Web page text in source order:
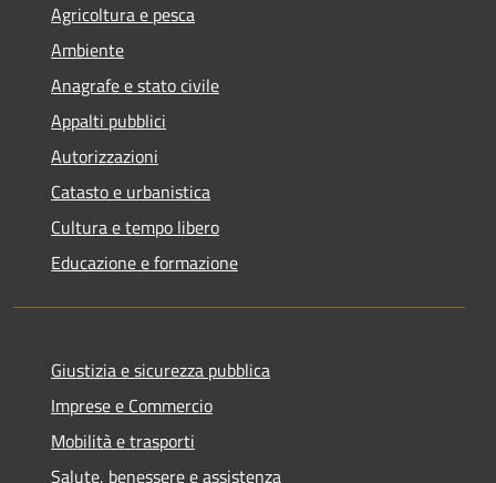
Agricoltura e pesca
Ambiente
Anagrafe e stato civile
Appalti pubblici
Autorizzazioni
Catasto e urbanistica
Cultura e tempo libero
Educazione e formazione
Giustizia e sicurezza pubblica
Imprese e Commercio
Mobilità e trasporti
Salute, benessere e assistenza